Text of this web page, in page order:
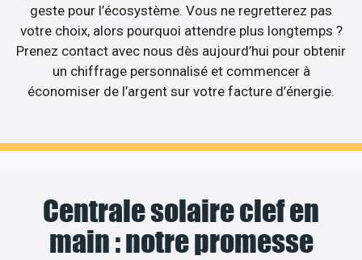
geste pour l’écosystème. Vous ne regretterez pas
votre choix, alors pourquoi attendre plus longtemps ?
Prenez contact avec nous dès aujourd’hui pour obtenir
un chiffrage personnalisé et commencer à
économiser de l’argent sur votre facture d’énergie.
Centrale solaire clef en
main : notre promesse